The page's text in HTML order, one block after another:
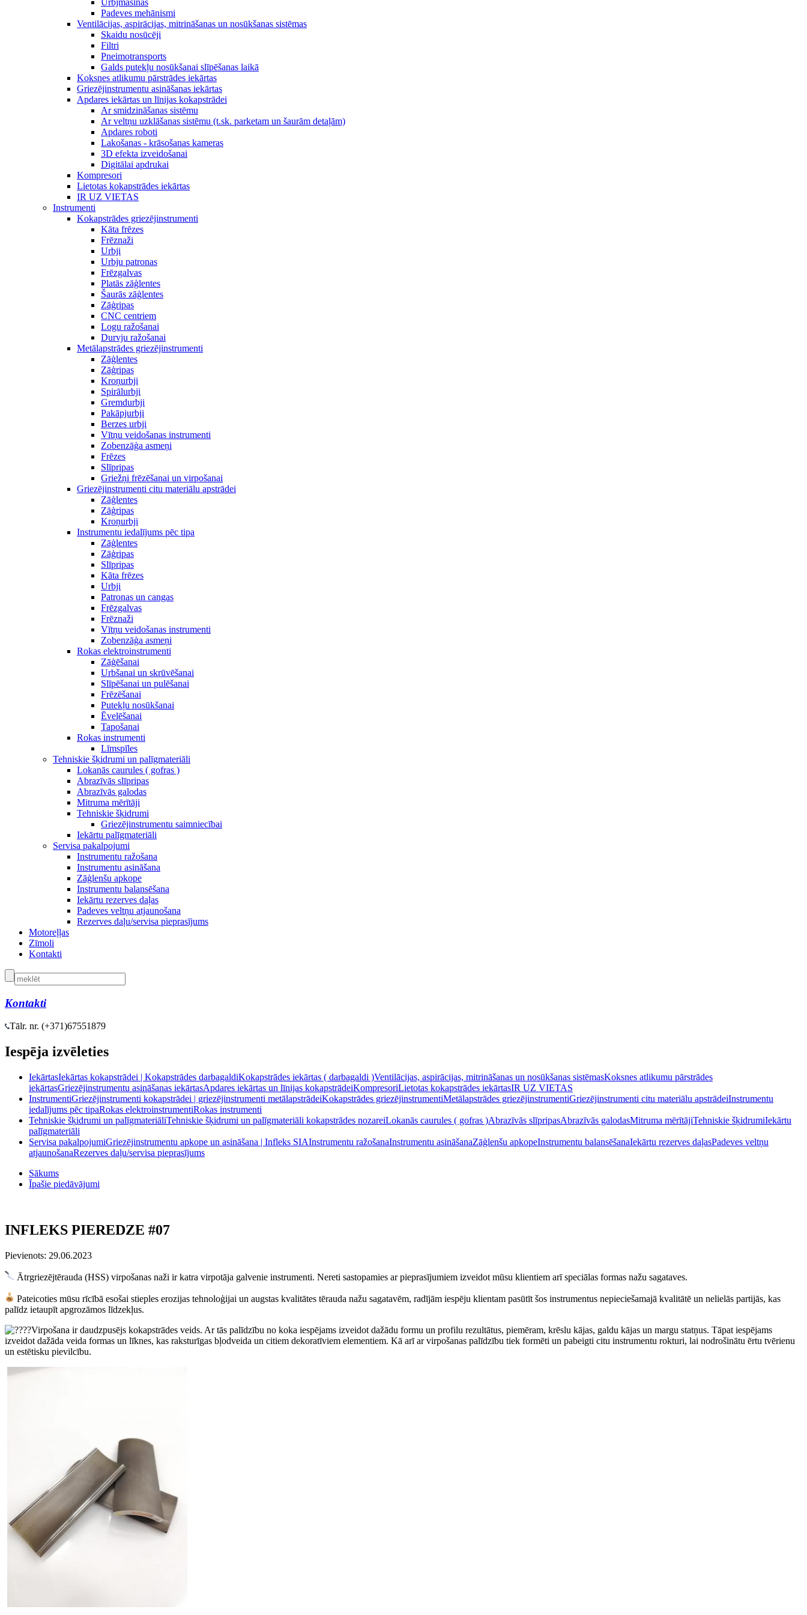
Urbjmašīnas
Padeves mehānismi
Ventilācijas, aspirācijas, mitrināšanas un nosūkšanas sistēmas
Skaidu nosūcēji
Filtri
Pneimotransports
Galds putekļu nosūkšanai slīpēšanas laikā
Koksnes atlikumu pārstrādes iekārtas
Griezējinstrumentu asināšanas iekārtas
Apdares iekārtas un līnijas kokapstrādei
Ar smidzināšanas sistēmu
Ar veltņu uzklāšanas sistēmu (t.sk. parketam un šaurām detaļām)
Apdares roboti
Lakošanas - krāsošanas kameras
3D efekta izveidošanai
Digitālai apdrukai
Kompresori
Lietotas kokapstrādes iekārtas
IR UZ VIETAS
Instrumenti
Kokapstrādes griezējinstrumenti
Kāta frēzes
Frēznaži
Urbji
Urbju patronas
Frēzgalvas
Platās zāģlentes
Šaurās zāģlentes
Zāģripas
CNC centriem
Logu ražošanai
Durvju ražošanai
Metālapstrādes griezējinstrumenti
Zāģlentes
Zāģripas
Kroņurbji
Spirālurbji
Gremdurbji
Pakāpjurbji
Berzes urbji
Vītņu veidošanas instrumenti
Zobenzāģa asmeņi
Frēzes
Slīpripas
Griežņi frēzēšanai un virpošanai
Griezējinstrumenti citu materiālu apstrādei
Zāģlentes
Zāģripas
Kroņurbji
Instrumentu iedalījums pēc tipa
Zāģlentes
Zāģripas
Slīpripas
Kāta frēzes
Urbji
Patronas un cangas
Frēzgalvas
Frēznaži
Vītņu veidošanas instrumenti
Zobenzāģa asmeņi
Rokas elektroinstrumenti
Zāģēšanai
Urbšanai un skrūvēšanai
Slīpēšanai un pulēšanai
Frēzēšanai
Putekļu nosūkšanai
Ēvelēšanai
Tapošanai
Rokas instrumenti
Līmspīles
Tehniskie šķidrumi un palīgmateriāli
Lokanās caurules ( gofras )
Abrazīvās slīpripas
Abrazīvās galodas
Mitruma mērītāji
Tehniskie šķidrumi
Griezējinstrumentu saimniecībai
Iekārtu palīgmateriāli
Servisa pakalpojumi
Instrumentu ražošana
Instrumentu asināšana
Zāģlenšu apkope
Instrumentu balansēšana
Iekārtu rezerves daļas
Padeves veltņu atjaunošana
Rezerves daļu/servisa pieprasījums
Motoreļļas
Zīmoli
Kontakti
Kontakti
Tālr. nr. (+371)67551879
Iespēja izvēleties
IekārtasIekārtas kokapstrādei | Kokapstrādes darbagaldiKokapstrādes iekārtas ( darbagaldi )Ventilācijas, aspirācijas, mitrināšanas un nosūkšanas sistēmasKoksnes atlikumu pārstrādes
iekārtasGriezējinstrumentu asināšanas iekārtasApdares iekārtas un līnijas kokapstrādeiKompresoriLietotas kokapstrādes iekārtasIR UZ VIETAS
InstrumentiGriezējinstrumenti kokapstrādei | griezējinstrumenti metālapstrādeiKokapstrādes griezējinstrumentiMetālapstrādes griezējinstrumentiGriezējinstrumenti citu materiālu apstrādeiInstrumentu
iedalījums pēc tipaRokas elektroinstrumentiRokas instrumenti
Tehniskie šķidrumi un palīgmateriāliTehniskie šķidrumi un palīgmateriāli kokapstrādes nozareiLokanās caurules ( gofras )Abrazīvās slīpripasAbrazīvās galodasMitruma mērītājiTehniskie šķidrumiIekārtu
palīgmateriāli
Servisa pakalpojumiGriezējinstrumentu apkope un asināšana | Infleks SIAInstrumentu ražošanaInstrumentu asināšanaZāģlenšu apkopeInstrumentu balansēšanaIekārtu rezerves daļasPadeves veltņu
atjaunošanaRezerves daļu/servisa pieprasījums
Sākums
Īpašie piedāvājumi
INFLEKS PIEREDZE #07
Pievienots: 29.06.2023
Ātrgriezējtērauda (HSS) virpošanas naži ir katra virpotāja galvenie instrumenti. Nereti sastopamies ar pieprasījumiem izveidot mūsu klientiem arī speciālas formas nažu sagataves.
Pateicoties mūsu rīcībā esošai stieples erozijas tehnoloģijai un augstas kvalitātes tērauda nažu sagatavēm, radījām iespēju klientam pasūtīt šos instrumentus nepieciešamajā kvalitātē un nelielās partijās, kas
palīdz ietaupīt apgrozāmos līdzekļus.
Virpošana ir daudzpusējs kokapstrādes veids. Ar tās palīdzību no koka iespējams izveidot dažādu formu un profilu rezultātus, piemēram, krēslu kājas, galdu kājas un margu statņus. Tāpat iespējams
izveidot dažāda veida formas un līknes, kas raksturīgas bļodveida un citiem dekoratīviem elementiem. Kā arī ar virpošanas palīdzību tiek formēti un pabeigti citu instrumentu rokturi, lai nodrošinātu ērtu tvērienu
un estētisku pievilcību.